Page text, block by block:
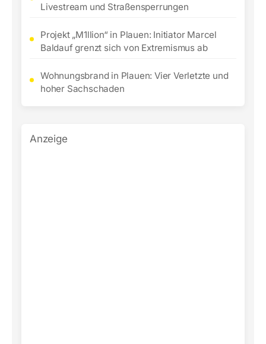
Livestream und Straßensperrungen
Projekt „M1llion“ in Plauen: Initiator Marcel
Baldauf grenzt sich von Extremismus ab
Wohnungsbrand in Plauen: Vier Verletzte und
hoher Sachschaden
Anzeige